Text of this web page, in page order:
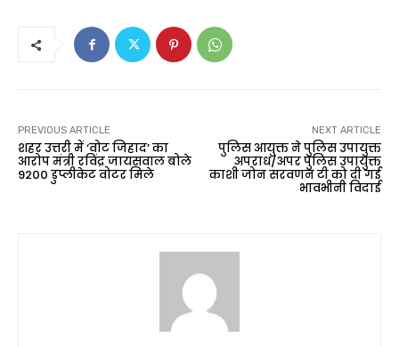
PREVIOUS ARTICLE
शहर उत्तरी में ‘वोट जिहाद’ का
आरोप मंत्री रविंद्र जायसवाल बोले
9200 डुप्लीकेट वोटर मिले
NEXT ARTICLE
पुलिस आयुक्त ने पुलिस उपायुक्त
अपराध/अपर पुलिस उपायुक्त
काशी जोन सरवणन टी को दी गई
भावभीनी विदाई